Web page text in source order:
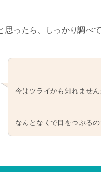
思ったら、しっかり調べ
今はツライかも知れませ
なんとなくで目をつぶる